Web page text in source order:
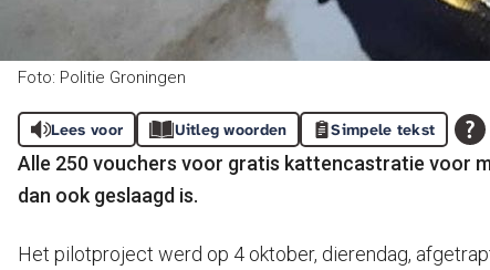
Foto: Politie Groningen
Lees voor Uitleg woorden Simpele tekst
Alle 250 vouchers voor gratis kattencastratie voor
dan ook geslaagd is.
Het pilotproject werd op 4 oktober, dierendag,